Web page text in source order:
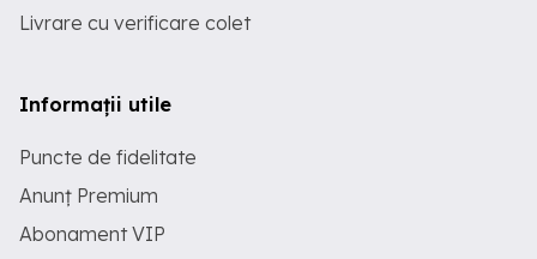
Livrare cu verificare colet
Informații utile
Puncte de fidelitate
Anunț Premium
Abonament VIP